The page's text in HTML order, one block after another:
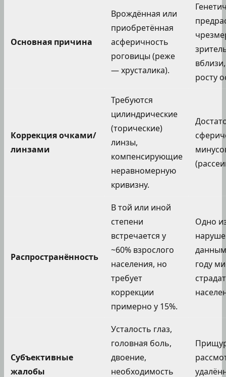
Основная причина
Врождённая или
приобретённая
асферичность
роговицы (реже
— хрусталика).
росту
Коррекция очками/
линзами
Требуются
цилиндрические
(торические)
линзы,
компенсирующие
неравномерную
кривизну.
Распространённость
В той или иной
степени
встречается у
~60% взрослого
населения, но
требует
коррекции
примерно у 15%.
Одно
году
Субъективные
жалобы
Усталость глаз,
головная боль,
двоение,
необходимость